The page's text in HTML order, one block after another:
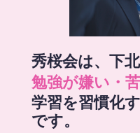
秀桜会は、下
勉強が嫌い・
学習を習慣化
です。